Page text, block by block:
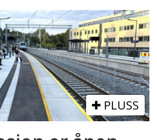
PLUSS